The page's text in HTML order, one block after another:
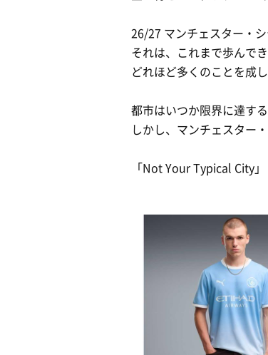
26/27 マンチェスター・
それは、これまで歩んで
どれほど多くのことを成
都市はいつか限界に達する
しかし、マンチェスター
「Not Your Typical City」